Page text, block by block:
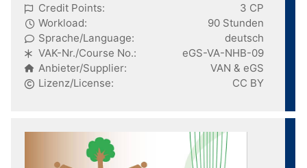
Credit Points:
3 CP
Workload:
90 Stunden
Sprache/Language:
deutsch
VAK-Nr./Course No.:
eGS-VA-NHB-09
Anbieter/Supplier:
VAN & eGS
Lizenz/License:
CC BY